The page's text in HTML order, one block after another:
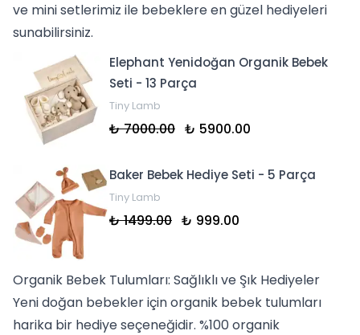
ve mini setlerimiz ile bebeklere en güzel hediyeleri
sunabilirsiniz.
Elephant Yenidoğan Organik Bebek
Seti - 13 Parça
Tiny Lamb
₺ 7000.00 ₺ 5900.00
Baker Bebek Hediye Seti - 5 Parça
Tiny Lamb
₺ 1499.00 ₺ 999.00
Organik Bebek Tulumları: Sağlıklı ve Şık Hediyeler
Yeni doğan bebekler içinorganik bebek tulumları
harika bir hediye seçeneğidir. %100 organik